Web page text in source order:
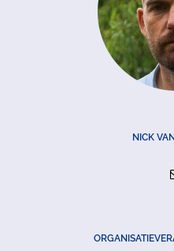
NICK